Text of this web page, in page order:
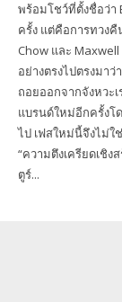
พร้อมโชว์ที่ตั้งชื่อว่า
ครั้ง แต่คือการทวงคืน
Chow และ
อย่างตรงไปตรงมา
ถอยออกจากจังหวะ
แบรนด์ใหม่อีกครั้งโ
ไป เฟสใหม่นี้จึงไม่ใช่การกลับมาเพื่อสร้างเสียงฮือฮา แต่คือการชุบชีวิต
“ความตึงเครียดเชิ
ตูร์...